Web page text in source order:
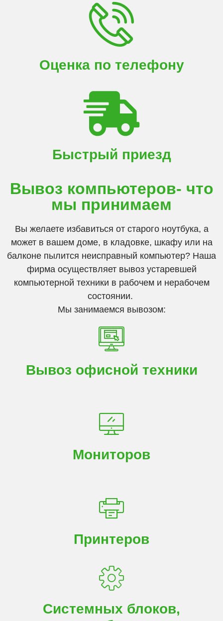
Оценка по телефону
Быстрый приезд
Вывоз компьютеров- что
мы принимаем
Вы желаете избавиться от старого ноутбука, а
может в вашем доме, в кладовке, шкафу или на
балконе пылится неисправный компьютер? Наша
фирма осуществляет вывоз устаревшей
компьютерной техники в рабочем и нерабочем
состоянии.
Мы занимаемся вывозом:
Вывоз офисной техники
Мониторов
Принтеров
Системных блоков,